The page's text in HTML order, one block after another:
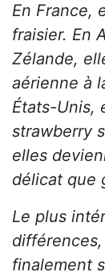
En France,
fraisier. En
Zélande,
aérienne à
États-Unis,
strawberry
elles
délicat que
Le plus
finalement